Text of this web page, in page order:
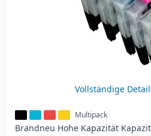
Vollständige
Multipack
Brandneu Hohe Kapazität